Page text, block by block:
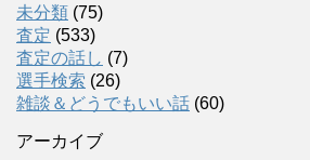
未分類 (75)
査定 (533)
査定の話し (7)
選手検索 (26)
雑談＆どうでもいい話 (60)
アーカイブ